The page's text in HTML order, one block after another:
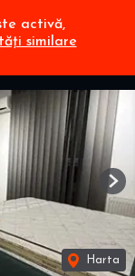
activă,
similare
Harta